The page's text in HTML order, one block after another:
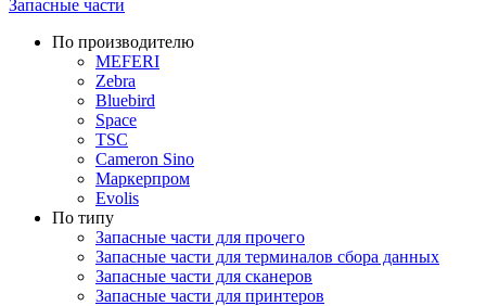
Запасные части
По производителю
MEFERI
Zebra
Bluebird
Space
TSC
Cameron Sino
Маркерпром
Evolis
По типу
Запасные части для прочего
Запасные части для терминалов сбора данных
Запасные части для сканеров
Запасные части для принтеров